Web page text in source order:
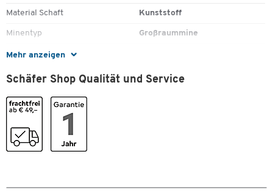
Mehr anzeigen
Material Schaft Kunststoff
Minentyp Großraummine
Nachfüllbar
Schriftfarbe schwarz
Strichstärke
Stück pro Paket
Typ
Schäfer Shop Qualität und Service